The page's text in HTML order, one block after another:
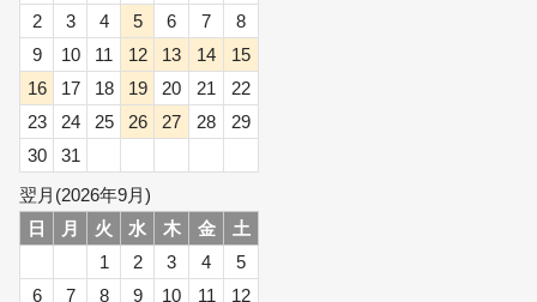
2
3 4 5 6 7
8
9
10 11 12 13 14
15
16
17 18 19 20 21
22
23
24 25 26 27 28
29
30
31
翌月(2026年9月)
日
月 火 水 木 金
土
1
2 3 4
5
6
7 8 9 10 11 12